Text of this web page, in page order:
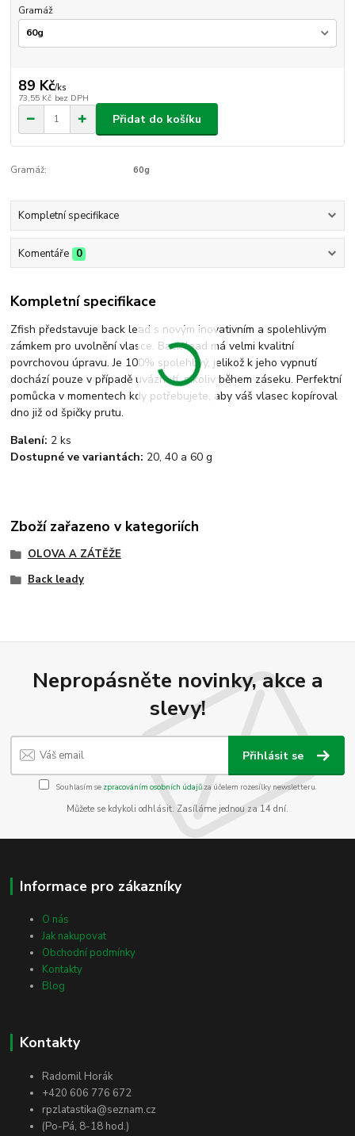
Gramáž
89 Kč/ks
73,55 Kč bez DPH
Přidat do košíku
Gramáž: 60g
Kompletní specifikace
Komentáře 0
Kompletní specifikace
Zfish představuje back lead s novým inovativním a spolehlivým
zámkem pro uvolnění vlasce. Back lead má velmi kvalitní
povrchovou úpravu. Je 100% spolehlivý, jelikož k jeho vypnutí
dochází pouze v případě uváznutí, nikoliv během záseku. Perfektní
pomůcka v momentech kdy potřebujete, aby váš vlasec kopíroval
dno již od špičky prutu.
Balení: 2 ks
Dostupné ve variantách: 20, 40 a 60 g
Zboží zařazeno v kategoriích
OLOVA A ZÁTĚŽE
Back leady
Nepropásněte novinky, akce a
slevy!
Přihlásit se
Souhlasím se zpracováním osobních údajůza účelem rozesílky newsletteru.
Můžete se kdykoli odhlásit. Zasíláme jednou za 14 dní.
Informace pro zákazníky
O nás
Jak nakupovat
Obchodní podmínky
Kontakty
Blog
Kontakty
Radomil Horák
+420 606 776 672
rpzlatastika@seznam.cz
(Po-Pá, 8-18 hod.)